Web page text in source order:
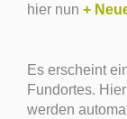
hier nun +
Es erscheint
Fundortes.
werden